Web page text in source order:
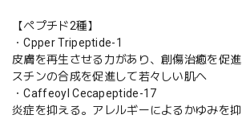
【ペプチド2種】
・Cpper Tripeptide-1
皮膚を再生させる力があり、創傷治癒を促
スチンの合成を促進して若々しい肌へ
・Caffeoyl Cecapeptide-17
炎症を抑える。アレルギーによるかゆみを